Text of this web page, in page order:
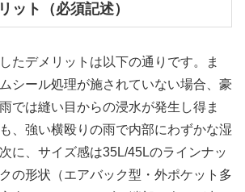
ット（必須記述）
たデメリットは以下の通りです。ま
シール処理が施されていない場合、豪
では縫い目からの浸水が発生し得ま
、強い横殴りの雨で内部にわずかな湿
に、サイズ感は35L/45Lのラインナッ
の形状（エアバック型・外ポケット多